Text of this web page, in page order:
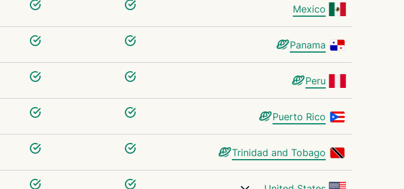
Mexico
Panama
Peru
Puerto Rico
Trinidad and Tobago